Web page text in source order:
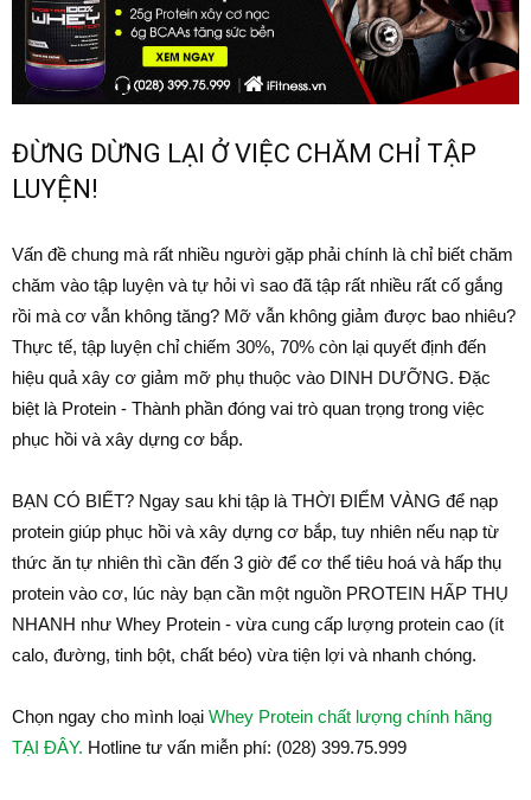
ĐỪNG DỪNG LẠI Ở VIỆC CHĂM CHỈ TẬP
LUYỆN!
Vấn đề chung mà rất nhiều người gặp phải chính là chỉ biết chăm
chăm vào tập luyện và tự hỏi vì sao đã tập rất nhiều rất cố gắng
rồi mà cơ vẫn không tăng? Mỡ vẫn không giảm được bao nhiêu?
Thực tế, tập luyện chỉ chiếm 30%, 70% còn lại quyết định đến
hiệu quả xây cơ giảm mỡ phụ thuộc vào DINH DƯỠNG. Đặc
biệt là Protein - Thành phần đóng vai trò quan trọng trong việc
phục hồi và xây dựng cơ bắp.
BẠN CÓ BIẾT? Ngay sau khi tập là THỜI ĐIỂM VÀNG để nạp
protein giúp phục hồi và xây dựng cơ bắp, tuy nhiên nếu nạp từ
thức ăn tự nhiên thì cần đến 3 giờ để cơ thể tiêu hoá và hấp thụ
protein vào cơ, lúc này bạn cần một nguồn PROTEIN HẤP THỤ
NHANH như Whey Protein - vừa cung cấp lượng protein cao (ít
calo, đường, tinh bột, chất béo) vừa tiện lợi và nhanh chóng.
Chọn ngay cho mình loại Whey Protein chất lượng chính hãng
TẠI ĐÂY. Hotline tư vấn miễn phí: (028) 399.75.999